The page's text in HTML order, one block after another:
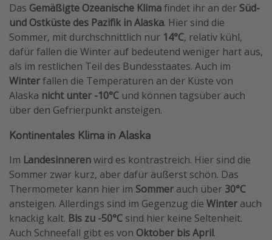
Das Gemäßigte Ozeanische Klimafindet ihr an der Süd-
und Ostküste des Pazifik in Alaska. Hier sind die
Sommer, mit durchschnittlich nur 14°C, relativ kühl,
dafür fallen die Winter auf bedeutend weniger hart aus,
als im restlichen Teil des Bundesstaates. Auch im
Winterfallen die Temperaturen an der Küste von
Alaska nicht unter -10°C und können tagsüber auch
über den Gefrierpunkt ansteigen.
Kontinentales Klima in Alaska
Im Landesinnerenwird es kontrastreich. Hier sind die
Sommer zwar kurz, aber dafür äußerst schön. Das
Thermometer kann hier im Sommer auch über 30°C
ansteigen. Allerdings sind im Gegenzug die Winter auch
knackig kalt. Bis zu -50°C sind hier keine Seltenheit.
Auch Schneefall gibt es von Oktober bis April.